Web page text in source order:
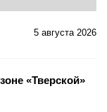
5 августа 2026
«Тверской»